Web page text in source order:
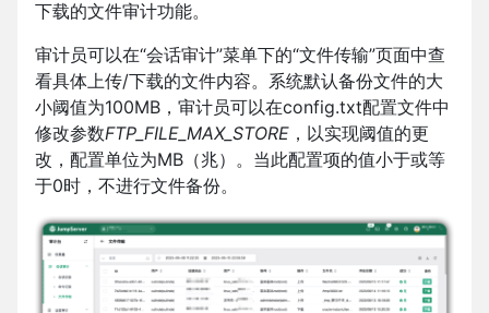
下载的文件审计功能。
审计员可以在“会话审计”菜单下的“文件传输”页面中查
看具体上传/下载的文件内容。系统默认备份文件的大
小阈值为100MB，审计员可以在config.txt配置文件中
修改参数FTP_FILE_MAX_STORE ，以实现阈值的更
改，配置单位为MB（兆）。当此配置项的值小于或等
于0时，不进行文件备份。